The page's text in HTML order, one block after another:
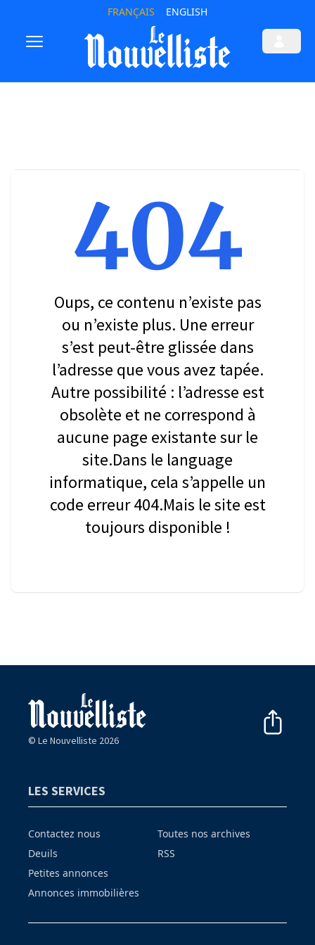
FRANÇAIS ENGLISH
404
Oups, ce contenu n’existe pas
ou n’existe plus. Une erreur
s’est peut-être glissée dans
l’adresse que vous avez tapée.
Autre possibilité : l’adresse est
obsolète et ne correspond à
aucune page existante sur le
site.Dans le language
informatique, cela s’appelle un
code erreur 404.Mais le site est
toujours disponible !
© Le Nouvelliste 2026
LES SERVICES
Contactez nous
Deuils
Petites annonces
Annonces immobilières
Toutes nos archives
RSS